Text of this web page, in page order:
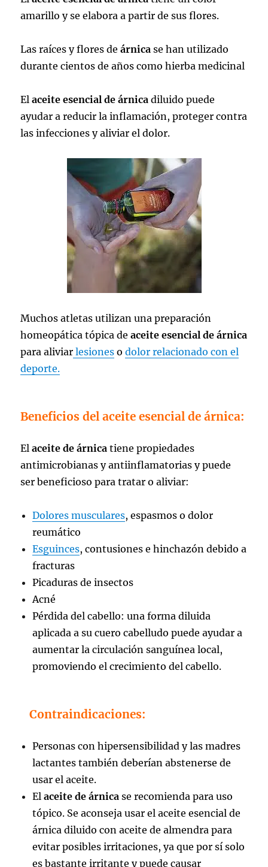
amarillo y se elabora a partir de sus flores.
Las raíces y flores deárnica se han utilizado
durante cientos de años como hierba medicinal
Elaceite esencial de árnica diluido puede
ayudar a reducir la inflamación, proteger contra
las infecciones y aliviar el dolor.
Muchos atletas utilizan una preparación
homeopática tópica de aceite esencial de árnica
para aliviar lesiones odolor relacionado con el
deporte.
Beneficios del aceite esencial de árnica:
Elaceite de árnica tiene propiedades
antimicrobianas y antiinflamatorias y puede
ser beneficioso para tratar o aliviar:
Dolores musculares, espasmos o dolor
reumático
Esguinces, contusiones e hinchazón debido a
fracturas
Picaduras de insectos
Acné
Pérdida del cabello: una forma diluida
aplicada a su cuero cabelludo puede ayudar a
aumentar la circulación sanguínea local,
promoviendo el crecimiento del cabello.
Contraindicaciones:
Personas con hipersensibilidad y las madres
lactantes también deberían abstenerse de
usar el aceite.
Elaceite de árnica se recomienda para uso
tópico. Se aconseja usar el aceite esencial de
árnica diluido con aceite de almendra para
evitar posibles irritaciones, ya que por sí solo
es bastante irritante y puede causar